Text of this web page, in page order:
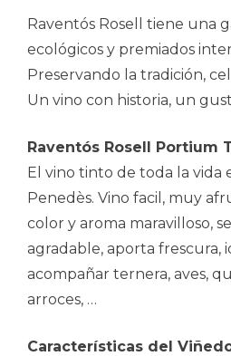
Raventós Rosell tiene una
ecológicos y premiados
Preservando la tradición,
Un vino con historia, un
Raventós Rosell Portium
El vino tinto de toda la vida
Penedès. Vino facil, muy
color y aroma maravilloso,
agradable, aporta frescura,
acompañar ternera, aves,
arroces, …
Características del